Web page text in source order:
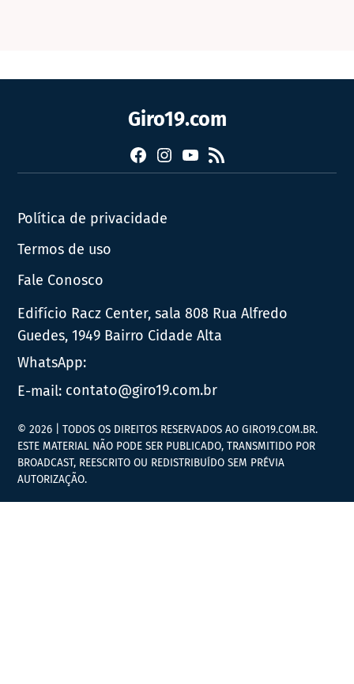
Giro19.com
FacebookInstagram
YouTube
RSS
Política de privacidade
Termos de uso
Fale Conosco
Edifício Racz Center, sala 808 Rua Alfredo
Guedes, 1949 Bairro Cidade Alta
WhatsApp:
E-mail: contato@giro19.com.br
© 2026 | TODOS OS DIREITOS RESERVADOS AO GIRO19.COM.BR.
ESTE MATERIAL NÃO PODE SER PUBLICADO, TRANSMITIDO POR
BROADCAST, REESCRITO OU REDISTRIBUÍDO SEM PRÉVIA
AUTORIZAÇÃO.